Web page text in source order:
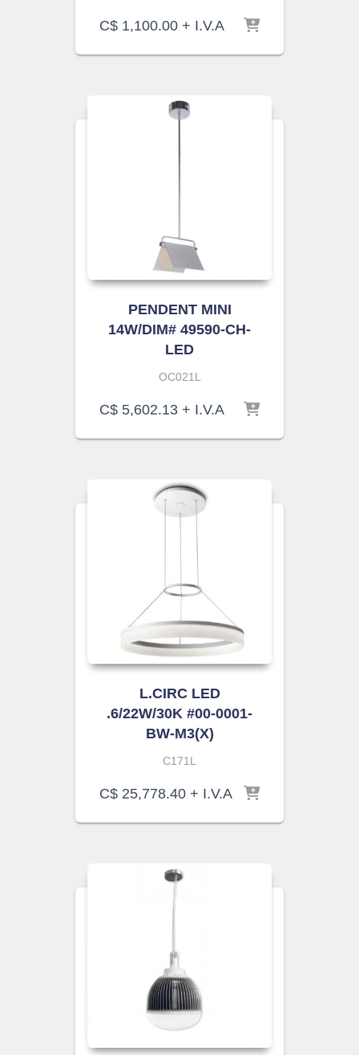
C$ 1,100.00 + I.V.A
PENDENT MINI
14W/DIM# 49590-CH-
LED
OC021L
C$ 5,602.13 + I.V.A
L.CIRC LED
.6/22W/30K #00-0001-
BW-M3(X)
C171L
C$ 25,778.40 + I.V.A